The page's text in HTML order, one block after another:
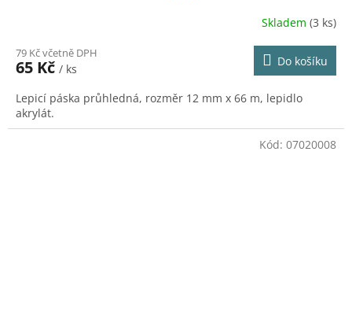
Skladem (3 ks)
79 Kč včetně DPH
65 Kč / ks
Do košíku
Lepicí páska průhledná, rozměr 12 mm x 66 m, lepidlo
akrylát.
Kód: 07020008